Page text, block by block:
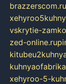
brazzerscom.ru
vskrytie-
zed-online.ru
xehyroo-5-